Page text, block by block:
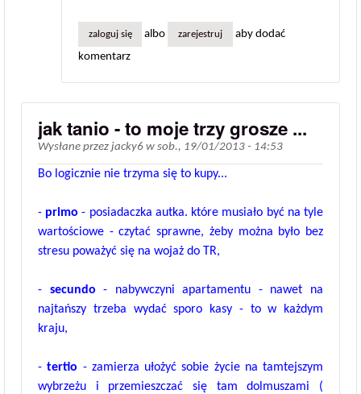
zaloguj się albo zarejestruj
aby dodać
komentarz
jak tanio - to moje trzy grosze ...
Wysłane przez jacky6 w sob., 19/01/2013 - 14:53
Bo logicznie nie trzyma się to kupy...
- primo - posiadaczka autka. które musiało być na tyle
wartościowe - czytać sprawne, żeby można było bez
stresu poważyć się na wojaż do TR,
- secundo - nabywczyni apartamentu - nawet na
najtańszy trzeba wydać sporo kasy - to w każdym
kraju,
-tertio - zamierza ułożyć sobie życie na tamtejszym
wybrzeżu i przemieszczać się tam dolmuszami (